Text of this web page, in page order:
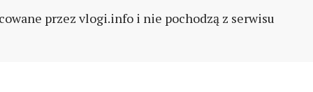
przez vlogi.info i nie pochodzą z serwisu